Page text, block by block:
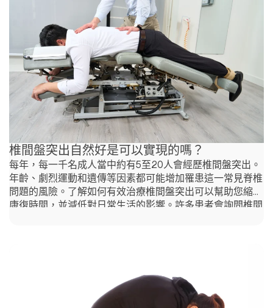
能。這種情況通常與老化有關，通常發生在50歲以上的人
群中。 頸椎退化的常見原因是什麼？ 頸部疼痛和頸椎退化
可能由多種因素引起，通常與生活方式、年齡和創傷有關。
以下是一些常見的原因： 了解這些常見原因可以幫助個人
採取積極措施，以減少頸部疼痛和頸椎退化的風險。 哪些
是頸椎退化症狀？ 脊椎指壓治療如何幫助頸椎病
椎間盤突出自然好是可以實現的嗎？
每年，每一千名成人當中約有5至20人會經歷椎間盤突出。
年齡、劇烈運動和遺傳等因素都可能增加罹患這一常見脊椎
問題的風險。了解如何有效治療椎間盤突出可以幫助您縮短
康復時間，並減低對日常生活的影響。許多患者會詢問椎間
傷後，許多人認為完全休息是最好的方法。然而，過度臥床
休息實際上可能會影響您的康復。長時間躺在床上會導致僵
硬和肌肉變弱，從而加重損傷的椎間盤負擔。為了加速康